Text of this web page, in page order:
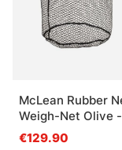
McLean Rubber
Weigh-Net Olive
(R112)
€129.90